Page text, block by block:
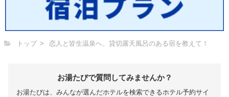
トップ 恋人と皆生温泉へ、貸切露天風呂のある宿を教えて！
お湯たびで質問してみませんか？
お湯たびは、みんなが選んだホテルを検索できるホテル予約サイ